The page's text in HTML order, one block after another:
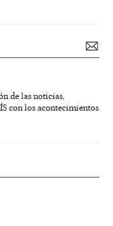
de las noticias,
con los acontecimientos